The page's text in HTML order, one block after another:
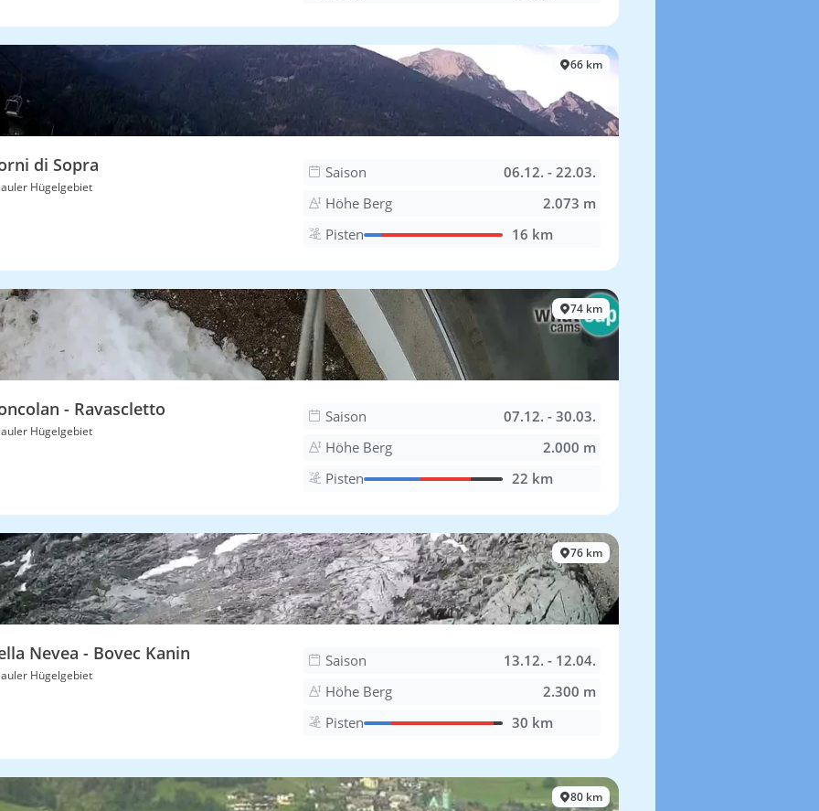
66 km
di Sopra
Hügelgebiet
Saison
06.12. - 22.03.
Höhe Berg
2.073 m
Pisten
16 km
74 km
- Ravascletto
Hügelgebiet
Saison
07.12. - 30.03.
Höhe Berg
2.000 m
Pisten
22 km
76 km
Nevea - Bovec Kanin
Hügelgebiet
Saison
13.12. - 12.04.
Höhe Berg
2.300 m
Pisten
30 km
80 km